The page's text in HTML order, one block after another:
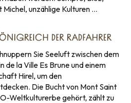
unzählige Kulturen …
DER RADFAHRER
Sie Seeluft zwischen dem
de la Ville Es Brune und einem
Hirel, um den
Die Bucht von Mont Saint
Weltkulturerbe gehört, zählt zu